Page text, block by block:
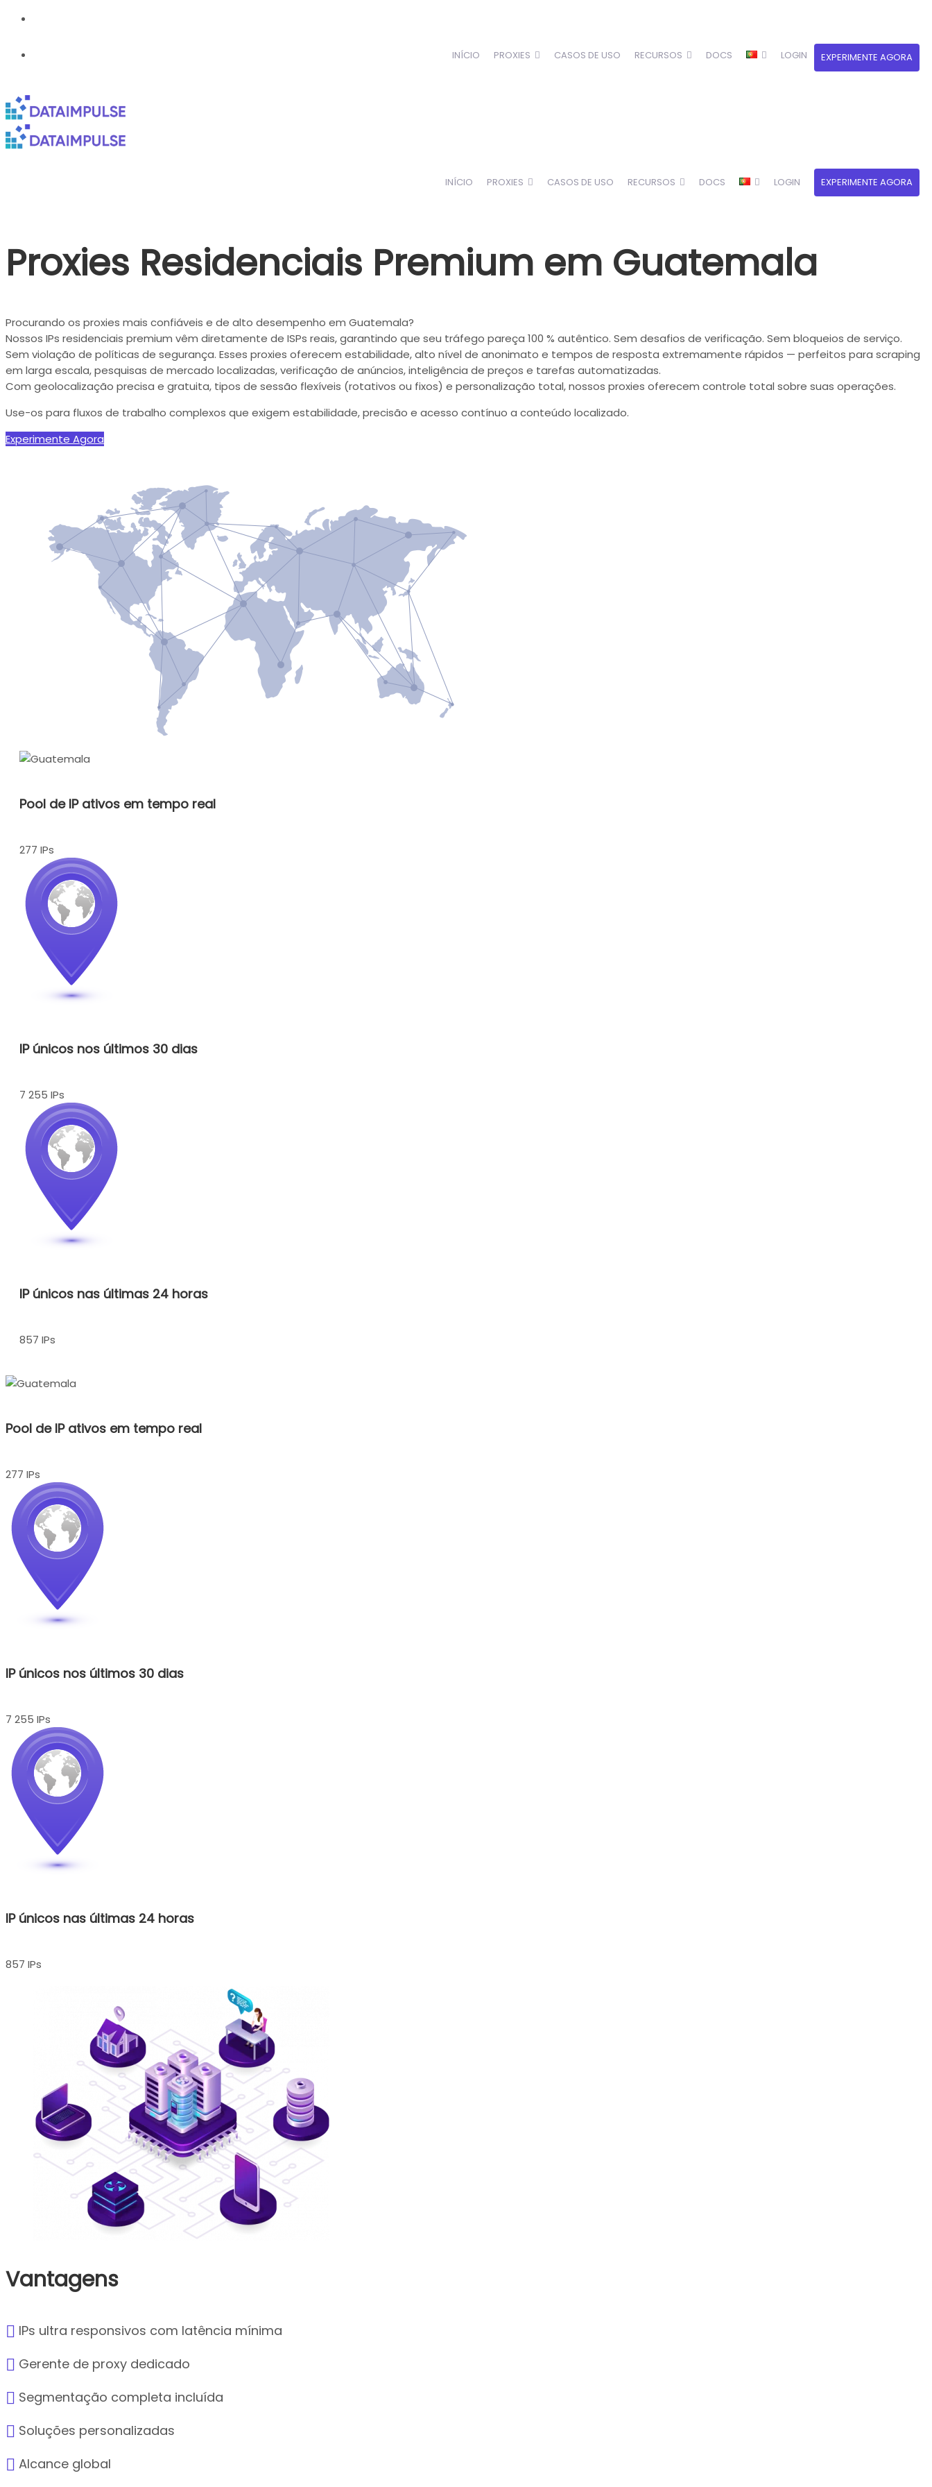
INÍCIO PROXIES CASOS DE USO RECURSOS DOCS LOGIN EXPERIMENTE AGORA
INÍCIO PROXIES CASOS DE USO RECURSOS DOCS LOGIN EXPERIMENTE AGORA
Proxies Residenciais Premium em Guatemala
Procurando os proxies mais confiáveis e de alto desempenho em Guatemala?
Nossos IPs residenciais premium vêm diretamente de ISPs reais, garantindo que seu tráfego pareça 100 % autêntico. Sem desafios de verificação. Sem bloqueios de serviço.
Sem violação de políticas de segurança. Esses proxies oferecem estabilidade, alto nível de anonimato e tempos de resposta extremamente rápidos — perfeitos para scraping
em larga escala, pesquisas de mercado localizadas, verificação de anúncios, inteligência de preços e tarefas automatizadas.
Com geolocalização precisa e gratuita, tipos de sessão flexíveis (rotativos ou fixos) e personalização total, nossos proxies oferecem controle total sobre suas operações.
Use-os para fluxos de trabalho complexos que exigem estabilidade, precisão e acesso contínuo a conteúdo localizado.
Experimente Agora
Pool de IP ativos em tempo real
277 IPs
IP únicos nos últimos 30 dias
7 255 IPs
IP únicos nas últimas 24 horas
857 IPs
Pool de IP ativos em tempo real
277 IPs
IP únicos nos últimos 30 dias
7 255 IPs
IP únicos nas últimas 24 horas
857 IPs
Vantagens
IPs ultra responsivos com latência mínima
Gerente de proxy dedicado
Segmentação completa incluída
Soluções personalizadas
Alcance global